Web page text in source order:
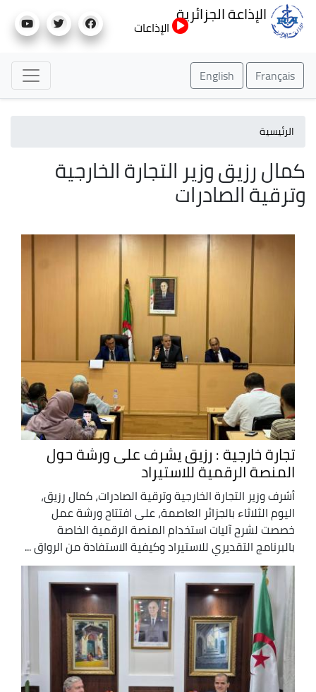
إلى
الإذاعة الجزائرية
الإذاعات
Français
English
الرئيسية
كمال رزيق وزير التجارة الخارجية
وترقية الصادرات
تجارة خارجية : رزيق يشرف على ورشة حول
المنصة الرقمية للاستيراد
أشرف وزير التجارة الخارجية وترقية الصادرات، كمال رزيق،
اليوم الثلاثاء بالجزائر العاصمة، على افتتاح ورشة عمل
خصصت لشرح آليات استخدام المنصة الرقمية الخاصة
بالبرنامج التقديري للاستيراد وكيفية الاستفادة من الرواق ...